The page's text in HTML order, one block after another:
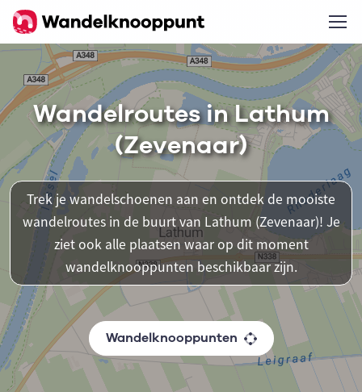
Wandelroutes in Lathum
(Zevenaar)
Trek je wandelschoenen aan en ontdek de mooiste
wandelroutes in de buurt van Lathum (Zevenaar)! Je
ziet ook alle plaatsen waar op dit moment
wandelknooppunten beschikbaar zijn.
Wandelknooppunten